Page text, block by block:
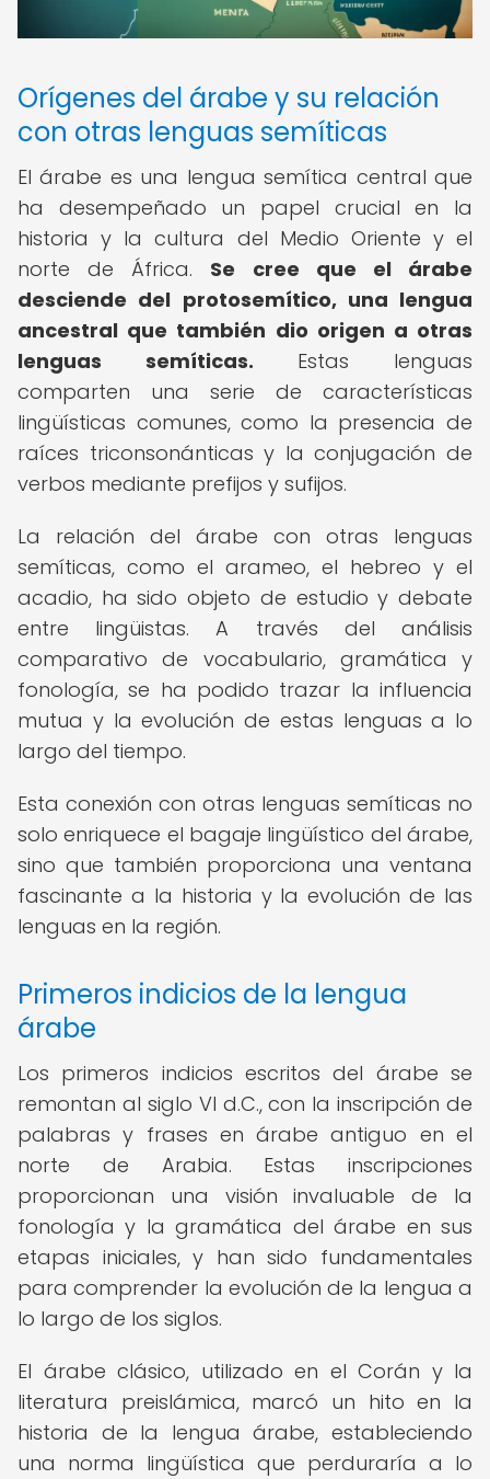
Orígenes del árabe y su relación
con otras lenguas semíticas
El árabe es una lengua semítica central que
ha desempeñado un papel crucial en la
historia y la cultura del Medio Oriente y el
norte de África. Se cree que el árabe
desciende del protosemítico, una lengua
ancestral que también dio origen a otras
lenguas semíticas. Estas lenguas
comparten una serie de características
lingüísticas comunes, como la presencia de
raíces triconsonánticas y la conjugación de
verbos mediante prefijos y sufijos.
La relación del árabe con otras lenguas
semíticas, como el arameo, el hebreo y el
acadio, ha sido objeto de estudio y debate
entre lingüistas. A través del análisis
comparativo de vocabulario, gramática y
fonología, se ha podido trazar la influencia
mutua y la evolución de estas lenguas a lo
largo del tiempo.
Esta conexión con otras lenguas semíticas no
solo enriquece el bagaje lingüístico del árabe,
sino que también proporciona una ventana
fascinante a la historia y la evolución de las
lenguas en la región.
Primeros indicios de la lengua
árabe
Los primeros indicios escritos del árabe se
remontan al siglo VI d.C., con la inscripción de
palabras y frases en árabe antiguo en el
norte de Arabia. Estas inscripciones
proporcionan una visión invaluable de la
fonología y la gramática del árabe en sus
etapas iniciales, y han sido fundamentales
para comprender la evolución de la lengua a
lo largo de los siglos.
El árabe clásico, utilizado en el Corán y la
literatura preislámica, marcó un hito en la
historia de la lengua árabe, estableciendo
una norma lingüística que perduraría a lo